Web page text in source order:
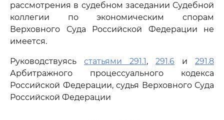
рассмотрения в судебном заседании Судебной
коллегии по экономическим спорам
Верховного Суда Российской Федерации не
имеется.
Руководствуясь статьями 291.1, 291.6 и 291.8
Арбитражного процессуального кодекса
Российской Федерации, судья Верховного Суда
Российской Федерации